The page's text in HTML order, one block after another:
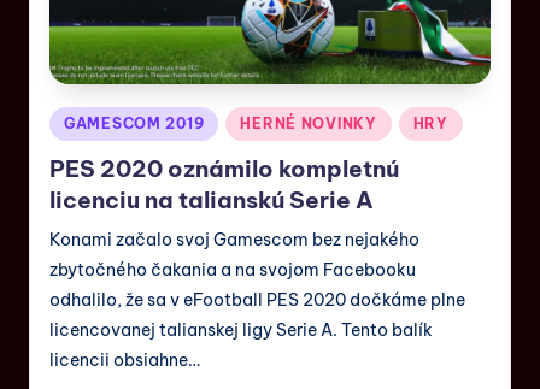
GAMESCOM 2019 HERNÉ NOVINKY HRY
PES 2020 oznámilo kompletnú
licenciu na talianskú Serie A
Konami začalo svoj Gamescom bez nejakého
zbytočného čakania a na svojom Facebooku
odhalilo, že sa v eFootball PES 2020 dočkáme plne
licencovanej talianskej ligy Serie A. Tento balík
licencii obsiahne…